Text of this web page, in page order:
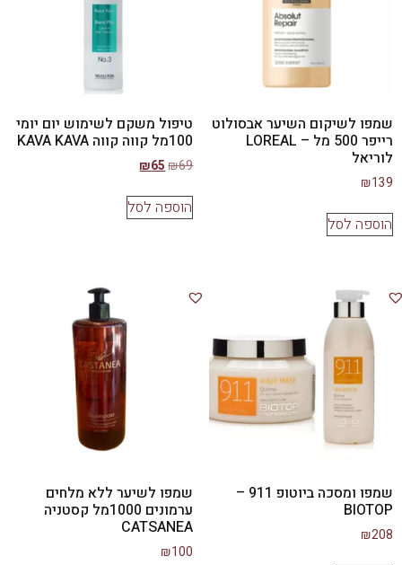
שמפו לשיקום השיער אבסולוט
רייפר 500 מל – LOREAL
לוריאל
₪139
הוספה לסל
טיפול משקם לשימוש יום יומי
100מל קווה קווה KAVA KAVA
₪69
₪65
הוספה לסל
שמפו ומסכה ביוטופ 911 –
BIOTOP
₪208
שמפו לשיער ללא מלחים
ערמונים 1000מל קסטניה
CATSANEA
₪100